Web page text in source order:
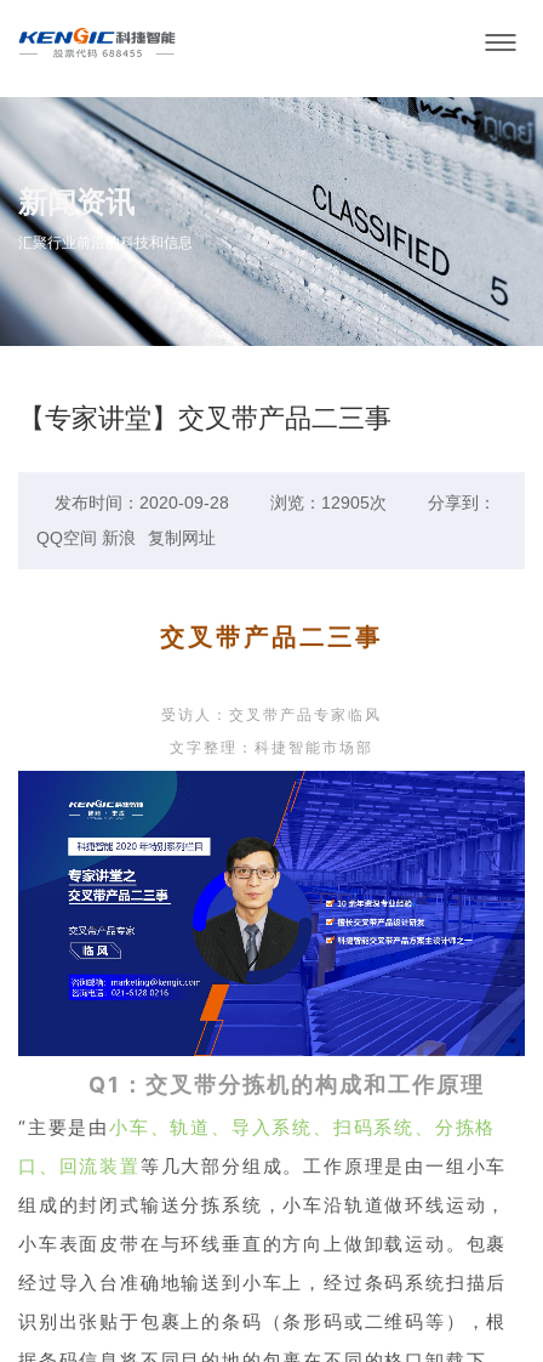
新闻资讯
汇聚行业前沿的科技和信息
【专家讲堂】交叉带产品二三事
发布时间：2020-09-28 浏览：12905次
分享到：
QQ空间 新浪 复制网址
交叉带产品二三事
受访人：交叉带产品专家临风
文字整理：科捷智能市场部
Q1：交叉带分拣机的构成和工作原理
“主要是由小车、轨道、导入系统、扫码系统、分拣格
口、回流装置等几大部分组成。工作原理是由一组小车
组成的封闭式输送分拣系统，小车沿轨道做环线运动，
小车表面皮带在与环线垂直的方向上做卸载运动。包裹
经过导入台准确地输送到小车上，经过条码系统扫描后
识别出张贴于包裹上的条码（条形码或二维码等），根